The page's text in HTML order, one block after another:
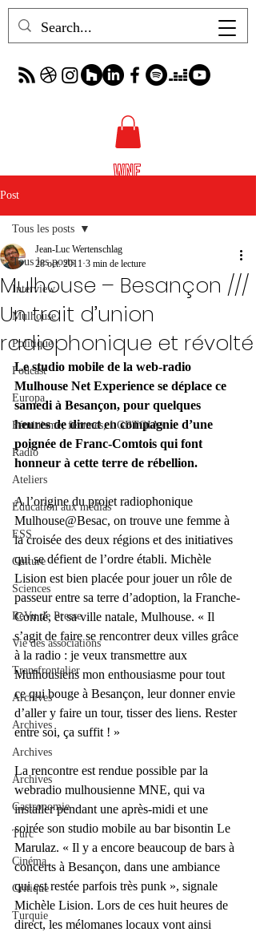
Post
Tous les posts
Interview
Mulhouse
Politique
Podcast
Europa
Féminisme, femmes, LGBTQIA+
Radio
Ateliers
Éducation aux médias
ESS
Culture
Sciences
ReVu de Presse
Vie des associations
Transfrontalier
Archives
Archives
Archives
Archives
Gastronomie
Turc
Cinéma
Critique
Turquie
Tous les posts
Mulhouse – Besançon ///
Un trait d’union
radiophonique et révolté
Jean-Luc Wertenschlag
28 oct. 2011 3 min de lecture
Le studio mobile de la web-radio
Mulhouse Net Experience se déplace ce
samedi à Besançon, pour quelques
heures de direct en compagnie d’une
poignée de Franc-Comtois qui font
honneur à cette terre de rébellion.
A l’origine du projet radiophonique
Mulhouse@Besac, on trouve une femme à
la croisée des deux régions et des initiatives
qui se défient de l’ordre établi. Michèle
Lision est bien placée pour jouer un rôle de
passeur entre sa terre d’adoption, la Franche-
Comté, et sa ville natale, Mulhouse. « Il
s’agit de faire se rencontrer deux villes grâce
à la radio : je veux transmettre aux
Mulhousiens mon enthousiasme pour tout
ce qui bouge à Besançon, leur donner envie
d’aller y faire un tour, tisser des liens. Rester
entre soi, ça suffit ! »
La rencontre est rendue possible par la
webradio mulhousienne MNE, qui va
installer pendant une après-midi et une
soirée son studio mobile au bar bisontin Le
Marulaz. « Il y a encore beaucoup de bars à
concerts à Besançon, dans une ambiance
qui est restée parfois très punk », signale
Michèle Lision. Lors de ces huit heures de
direct, les mélomanes locaux vont ainsi